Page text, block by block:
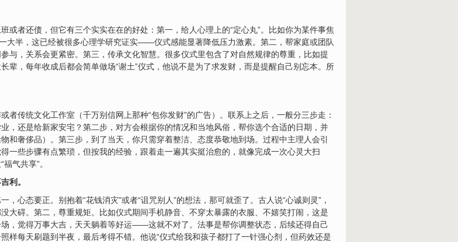
或者还债，但它有三个实实在在的好处：第一，给人心理上的“定心丸”。比如你为某件事焦
大半，这已经被很多心理学研究证实——仪式感能显著降低压力激素。第二，帮家庭或团队
与，关系会更紧密。第三，传承文化智慧。很多仪式里包含了对自然规律的尊重，比如提
辈，每年收成后都会简单做场“谢土”仪式，他说不是为了求发财，而是提醒自己别忘本。所
者传统文化工作室（千万别信网上那种“包你发财”的广告）。联系上之后，一般分三步走：
还是给新家安宅？第二步，对方会根据你的情况和当地风俗，帮你选个合适的日期，并
和奢侈品）。第三步，到了当天，你只需穿着整洁、态度恭敬地到场。过程中主理人会引
一些步骤有点繁琐，但按我的经验，跟着走一遍其实挺治愈的，就像完成一次心灵大扫
气共享”。
利。
心态要正。别抱着“花钱消灾”或者“诅咒别人”的想法，那可就歪了。古人说“心诚则灵”，
大碍。第二，尊重规矩。比如仪式期间手机静音、不穿太暴露的衣服、不嬉笑打闹，这是
，觉得万事大吉，天天躺着等好运——这就不对了。法事是帮你调整状态，后续还得自己
样每天刷题到半夜，最后考得不错。他说“仪式给我和孩子都打了一针强心剂，但药效还是